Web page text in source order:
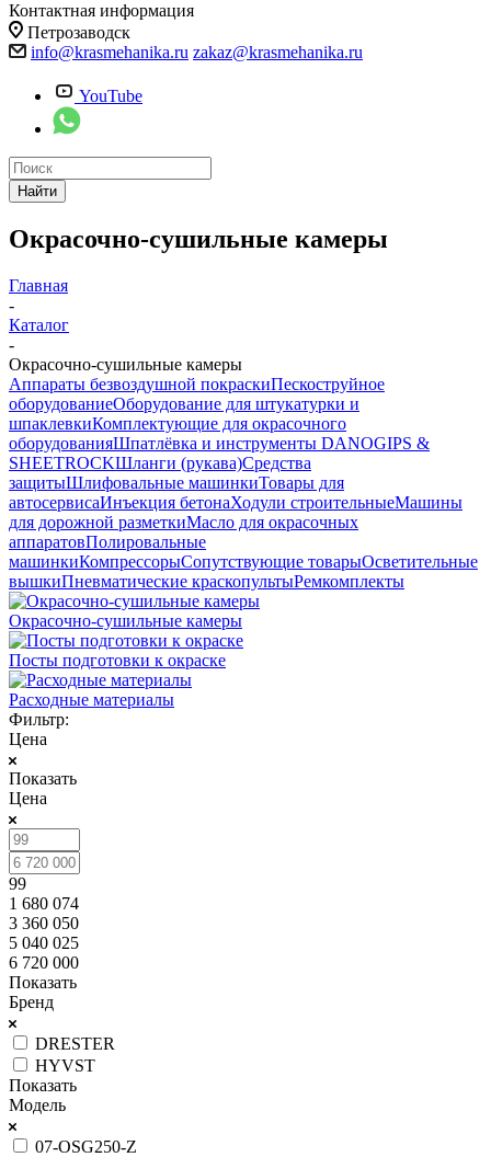
Контактная информация
Петрозаводск
info@krasmehanika.ru zakaz@krasmehanika.ru
YouTube
Найти
Окрасочно-сушильные камеры
Главная
-
Каталог
-
Окрасочно-сушильные камеры
Аппараты безвоздушной покраскиПескоструйное
оборудованиеОборудование для штукатурки и
шпаклевкиКомплектующие для окрасочного
оборудованияШпатлёвка и инструменты DANOGIPS &
SHEETROCKШланги (рукава)Средства
защитыШлифовальные машинкиТовары для
автосервисаИнъекция бетонаХодули строительныеМашины
для дорожной разметкиМасло для окрасочных
аппаратовПолировальные
машинкиКомпрессорыСопутствующие товарыОсветительные
вышкиПневматические краскопультыРемкомплекты
Окрасочно-сушильные камеры
Посты подготовки к окраске
Расходные материалы
Фильтр:
Цена
Показать
Цена
99
1 680 074
3 360 050
5 040 025
6 720 000
Показать
Бренд
DRESTER
HYVST
Показать
Модель
07-OSG250-Z